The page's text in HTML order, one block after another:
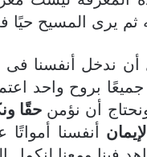
يرى المسيح حيًا
أن ندخل أنفسنا
أن نؤمن حقًا
أنفسنا